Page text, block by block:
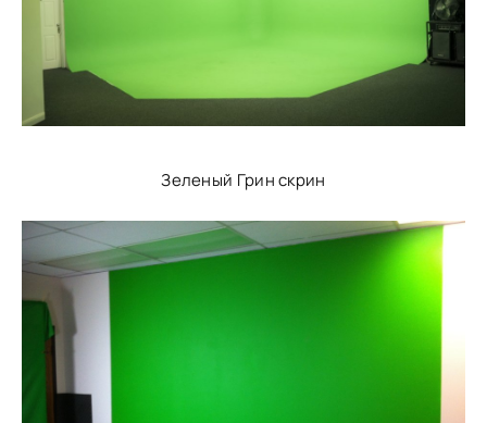
Зеленый Грин скрин